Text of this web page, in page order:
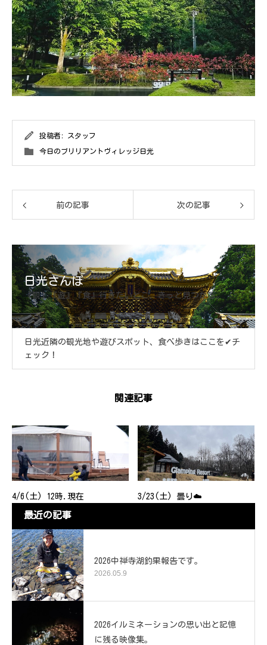
投稿者: スタッフ
今日のブリリアントヴィレッジ日光
前の記事 次の記事
日光さんぽ
『観』『遊』『食』行きたいとこ、きっと見つかる。
日光近隣の観光地や遊びスポット、食べ歩きはここを✔チ
ェック！
関連記事
4/6(土) 12時.現在 3/23(土) 曇り☁️
最近の記事
2026中禅寺湖釣果報告です。
2026.05.9
2026イルミネーションの思い出と記憶
に残る映像集。